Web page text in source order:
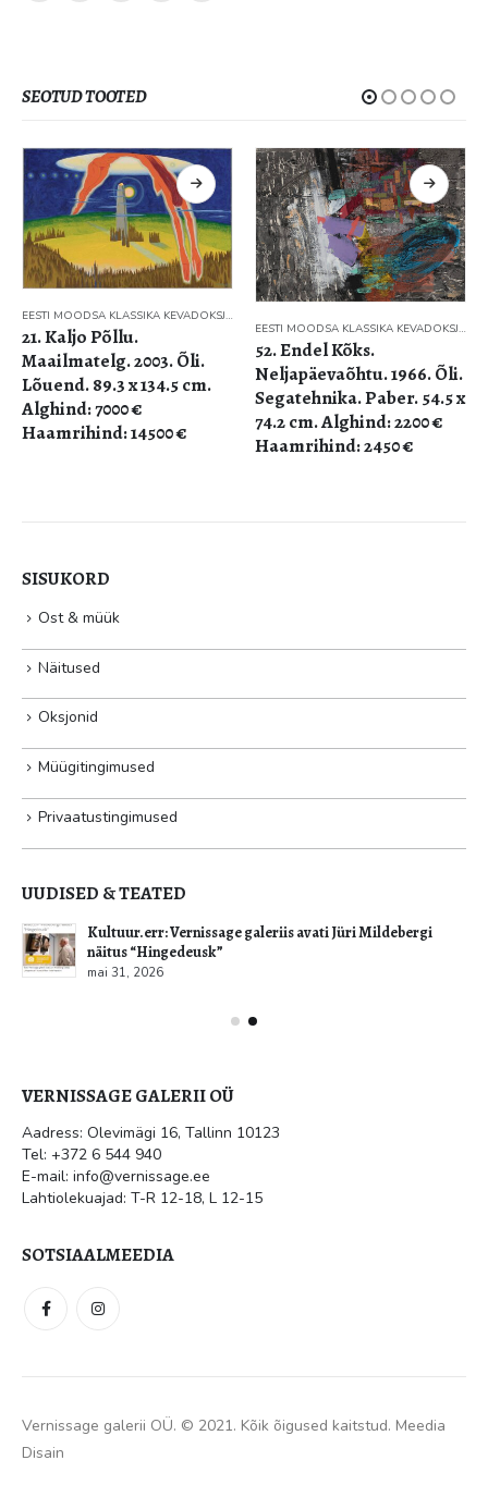
SEOTUD TOOTED
EESTI MOODSA KLASSIKA KEVADOKSJON 2022
21. Kaljo Põllu.
Maailmatelg. 2003. Õli.
Lõuend. 89.3 x 134.5 cm.
Alghind: 7000 €
Haamrihind: 14500 €
EESTI MOODSA KLASSIKA KEVADOKSJON 2022
52. Endel Kõks.
Neljapäevaõhtu. 1966. Õli.
Segatehnika. Paber. 54.5 x
74.2 cm. Alghind: 2200 €
Haamrihind: 2450 €
SISUKORD
Ost & müük
Näitused
Oksjonid
Müügitingimused
Privaatustingimused
UUDISED & TEATED
Kultuur.err: Vernissage galeriis avati Jüri Mildebergi
näitus “Hingedeusk”
mai 31, 2026
VERNISSAGE GALERII OÜ
Aadress: Olevimägi 16, Tallinn 10123
Tel: +372 6 544 940
E-mail: info@vernissage.ee
Lahtiolekuajad: T-R 12-18, L 12-15
SOTSIAALMEEDIA
Vernissage galerii OÜ. © 2021. Kõik õigused kaitstud. Meedia
Disain